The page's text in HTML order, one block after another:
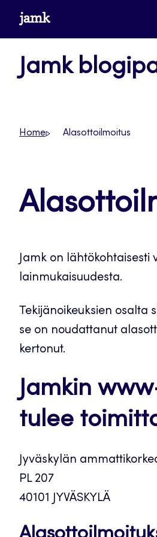
Siirrywww.jamk.fi
Jamk
Home Alasottoilmoitus
Jamk on lähtökohtaisesti
lainmukaisuudesta.
Tekijänoikeuksien osalta
se on noudattanut
kertonut.
Jamkin
tulee
Jyväskylän
PL 207
40101 JYVÄSKYLÄ